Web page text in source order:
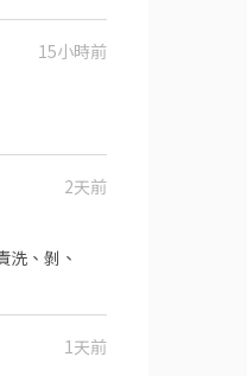
15小時前
2天前
1天前